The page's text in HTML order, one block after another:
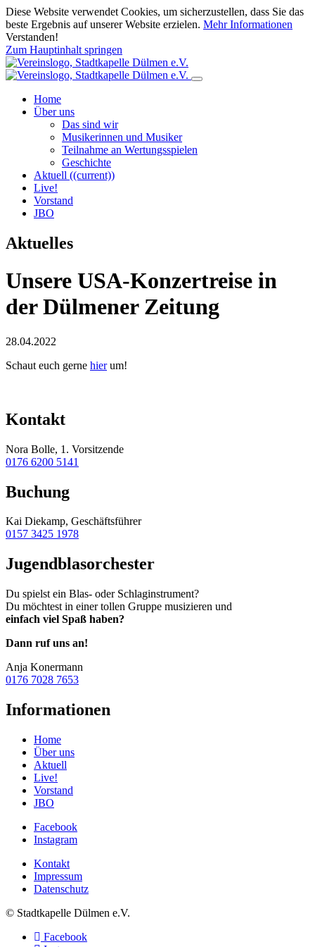
Diese Website verwendet Cookies, um sicherzustellen, dass Sie das
beste Ergebnis auf unserer Website erzielen. Mehr Informationen
Verstanden!
Zum Hauptinhalt springen
Home
Über uns
Das sind wir
Musikerinnen und Musiker
Teilnahme an Wertungsspielen
Geschichte
Aktuell ((current))
Live!
Vorstand
JBO
Aktuelles
Unsere USA-Konzertreise in
der Dülmener Zeitung
28.04.2022
Schaut euch gerne hierum!
Kontakt
Nora Bolle, 1. Vorsitzende
0176 6200 5141
Buchung
Kai Diekamp, Geschäftsführer
0157 3425 1978
Jugendblasorchester
Du spielst ein Blas- oder Schlaginstrument?
Du möchtest in einer tollen Gruppe musizieren und
einfach viel Spaß haben?
Dann ruf uns an!
Anja Konermann
0176 7028 7653
Informationen
Home
Über uns
Aktuell
Live!
Vorstand
JBO
Facebook
Instagram
Kontakt
Impressum
Datenschutz
© Stadtkapelle Dülmen e.V.
Facebook